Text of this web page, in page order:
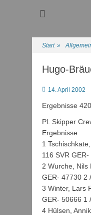
Start »
Hugo-
Posted
14. April 2002
Ergebnisse
Pl. Skipper
Ergebnisse
1
116 SVR
2 Wurche, Nils
GER- 47730 2
3 Winter, Lars
GER- 50666 1
4 Hülsen,